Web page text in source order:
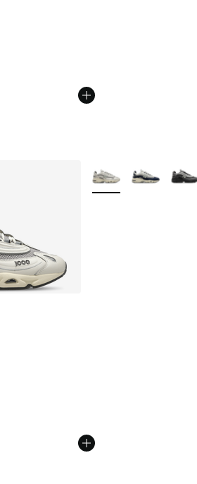
Der Preis ist von € 100,00 auf
Weitere Farben